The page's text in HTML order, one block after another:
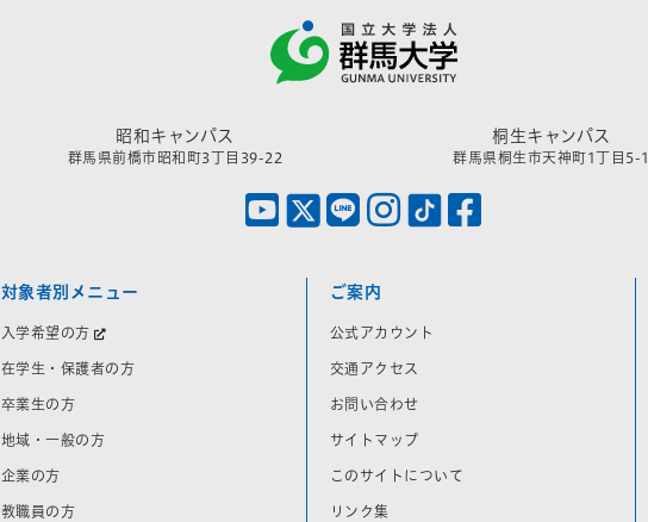
昭和キャンパス
群馬県前橋市昭和町3丁目39-22
桐生キャンパス
群馬県桐生市天神町1丁目5-1
対象者別メニュー
入学希望の方
在学生・保護者の方
卒業生の方
地域・一般の方
企業の方
教職員の方
ご案内
公式アカウント
交通アクセス
お問い合わせ
サイトマップ
このサイトについて
リンク集